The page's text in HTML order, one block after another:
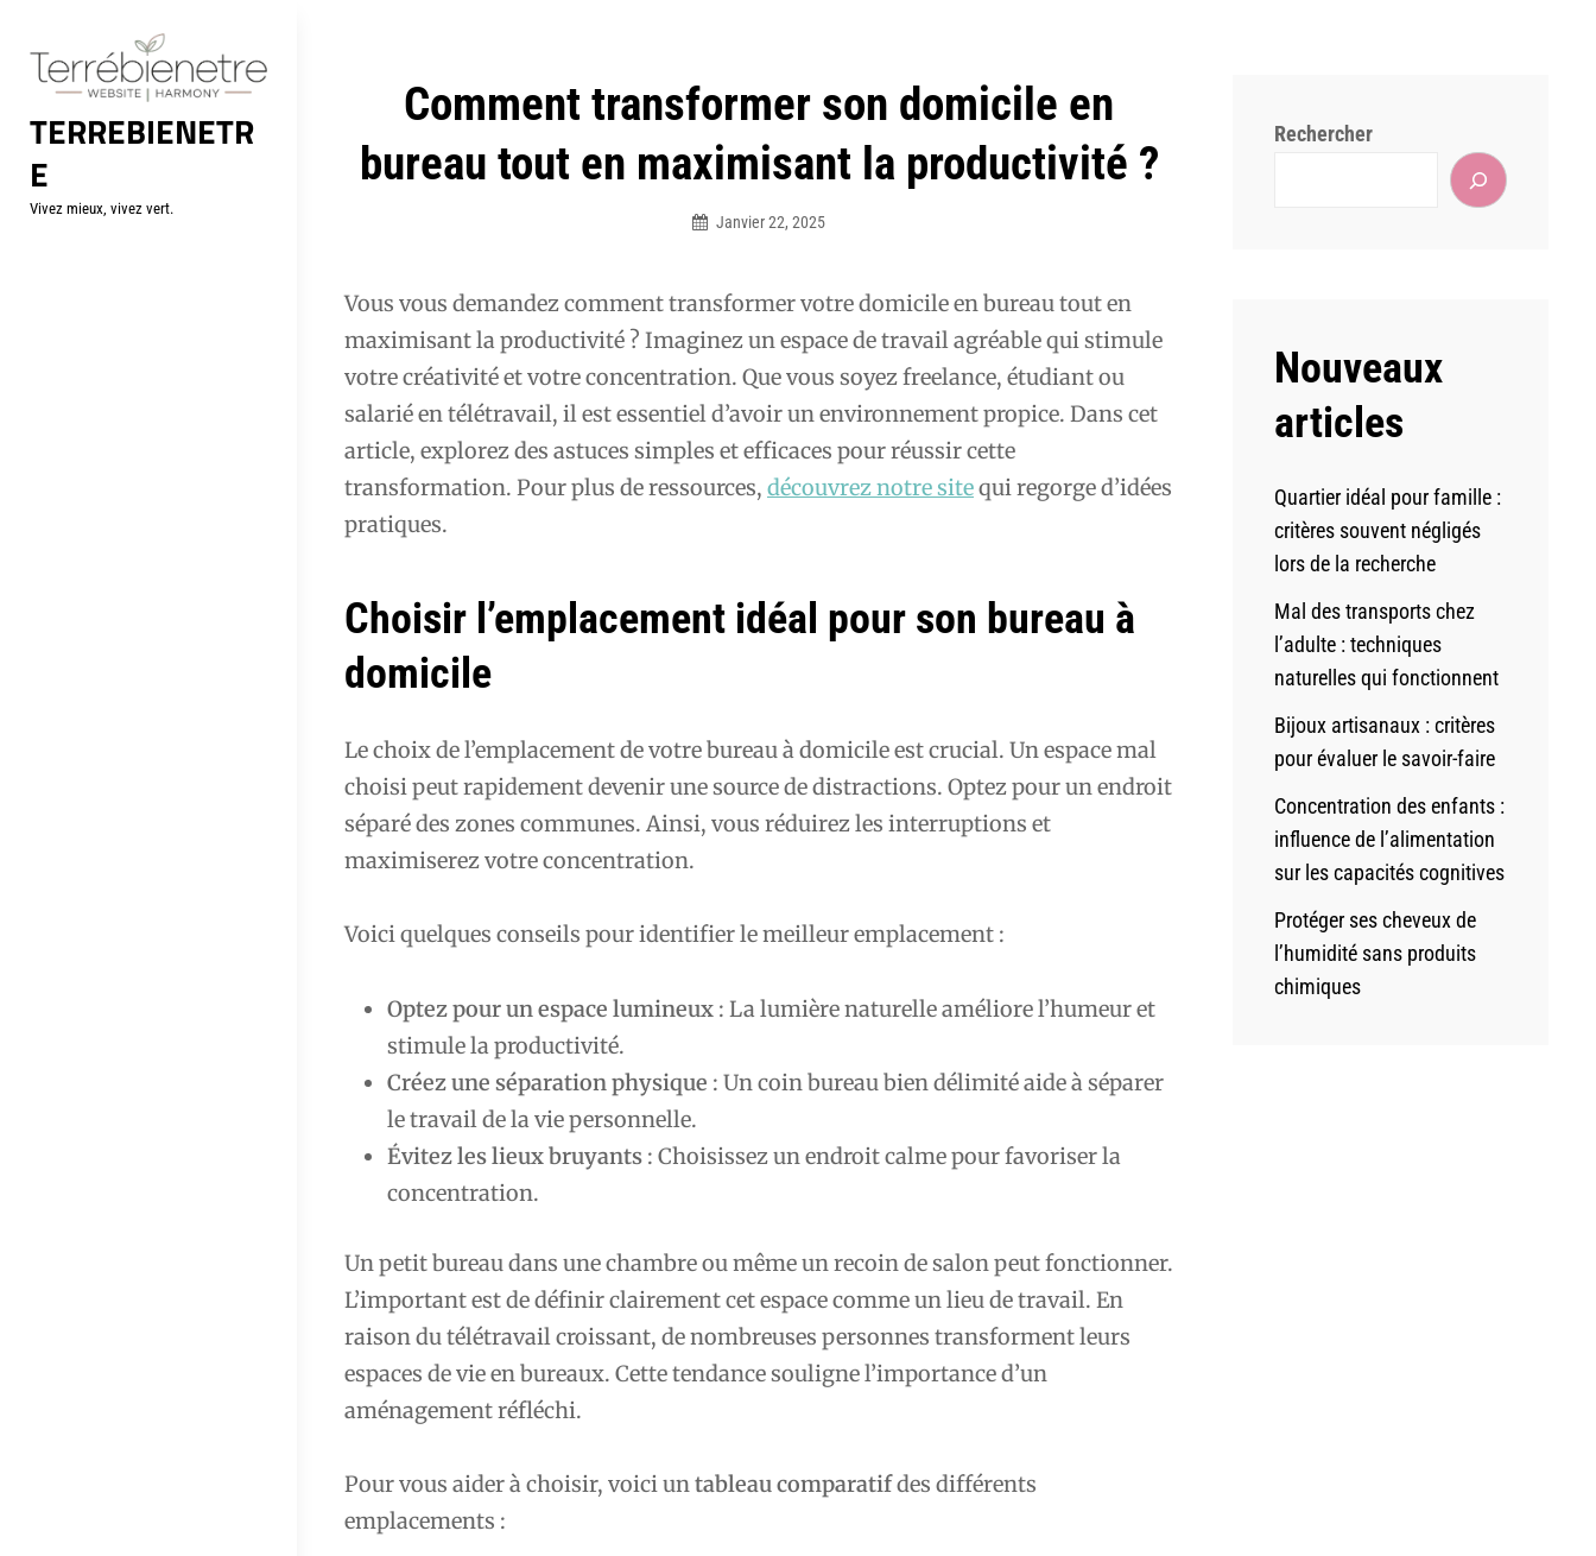
contenu
TERREBIENETR
E
Vivez mieux, vivez vert.
Comment transformer son domicile en
bureau tout en maximisant la productivité ?
Janvier 22, 2025
Vous vous demandez comment transformer votre domicile en bureau tout en
maximisant la productivité ? Imaginez un espace de travail agréable qui stimule
votre créativité et votre concentration. Que vous soyez freelance, étudiant ou
salarié en télétravail, il est essentiel d’avoir un environnement propice. Dans cet
article, explorez des astuces simples et efficaces pour réussir cette
transformation. Pour plus de ressources, découvrez notre sitequi regorge d’idées
pratiques.
Choisir l’emplacement idéal pour son bureau à
domicile
Le choix de l’emplacement de votre bureau à domicile est crucial. Un espace mal
choisi peut rapidement devenir une source de distractions. Optez pour un endroit
séparé des zones communes. Ainsi, vous réduirez les interruptions et
maximiserez votre concentration.
Voici quelques conseils pour identifier le meilleur emplacement :
Optez pour un espace lumineux : La lumière naturelle améliore l’humeur et
stimule la productivité.
Créez une séparation physique : Un coin bureau bien délimité aide à séparer
le travail de la vie personnelle.
Évitez les lieux bruyants : Choisissez un endroit calme pour favoriser la
concentration.
Un petit bureau dans une chambre ou même un recoin de salon peut fonctionner.
L’important est de définir clairement cet espace comme un lieu de travail. En
raison du télétravail croissant, de nombreuses personnes transforment leurs
espaces de vie en bureaux. Cette tendance souligne l’importance d’un
aménagement réfléchi.
Pour vous aider à choisir, voici untableau comparatifdes différents
emplacements :
Navigation
de
Rechercher
Nouveaux
articles
Quartier idéal pour famille :
critères souvent négligés
lors de la recherche
Mal des transports chez
l’adulte : techniques
naturelles qui fonctionnent
Bijoux artisanaux : critères
pour évaluer le savoir-faire
Concentration des enfants :
influence de l’alimentation
sur les capacités cognitives
Protéger ses cheveux de
l’humidité sans produits
chimiques